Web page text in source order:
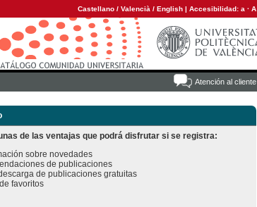
Castellano / Valencià / English | Accesibilidad: a · A
Atención al cliente
de las ventajas que podrá disfrutar si se registra:
sobre novedades
de publicaciones
de publicaciones gratuitas